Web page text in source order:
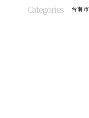
Categories 台南市